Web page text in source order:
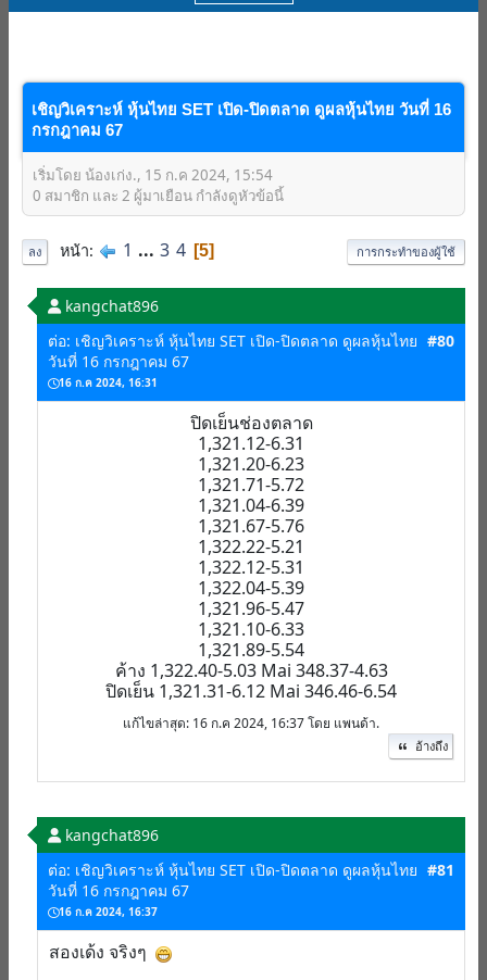
เชิญวิเคราะห์ หุ้นไทย SET เปิด-ปิดตลาด ดูผลหุ้นไทย วันที่ 16
กรกฎาคม 67
เริ่มโดย น้องเก่ง., 15 ก.ค 2024, 15:54
0 สมาชิก และ 2 ผู้มาเยือน กำลังดูหัวข้อนี้
ลง หน้า 1 ... 3 4 5 การกระทำของผู้ใช้
kangchat896
ต่อ: เชิญวิเคราะห์ หุ้นไทย SET เปิด-ปิดตลาด ดูผลหุ้นไทย
วันที่ 16 กรกฎาคม 67
16 ก.ค 2024, 16:31
#80
ปิดเย็นช่องตลาด
1,321.12-6.31
1,321.20-6.23
1,321.71-5.72
1,321.04-6.39
1,321.67-5.76
1,322.22-5.21
1,322.12-5.31
1,322.04-5.39
1,321.96-5.47
1,321.10-6.33
1,321.89-5.54
ค้าง 1,322.40-5.03 Mai 348.37-4.63
ปิดเย็น 1,321.31-6.12 Mai 346.46-6.54
แก้ไขล่าสุด: 16 ก.ค 2024, 16:37 โดย แพนด้า.
อ้างถึง
kangchat896
ต่อ: เชิญวิเคราะห์ หุ้นไทย SET เปิด-ปิดตลาด ดูผลหุ้นไทย
วันที่ 16 กรกฎาคม 67
16 ก.ค 2024, 16:37
#81
สองเด้ง จริงๆ